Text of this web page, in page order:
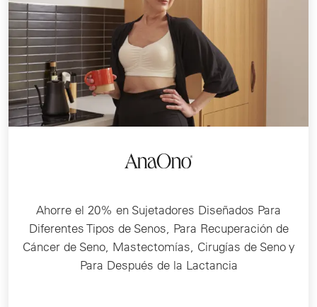
Ahorre el 20% en Sujetadores Diseñados Para
Diferentes Tipos de Senos, Para Recuperación de
Cáncer de Seno, Mastectomías, Cirugías de Seno y
Para Después de la Lactancia